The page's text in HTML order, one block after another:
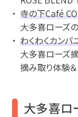
寺の下Café
大多喜ローズ
わくわくカン
大多喜ローズ
摘み取り体験
大多喜ロ